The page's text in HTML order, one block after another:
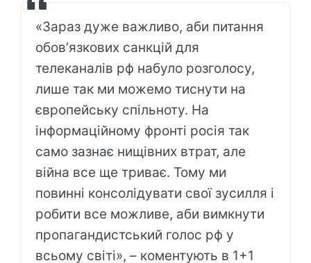
«Зараз дуже важливо, аби питання
обовʼязкових санкцій для
телеканалів рф набуло розголосу,
лише так ми можемо тиснути на
європейську спільноту. На
інформаційному фронті росія так
само зазнає нищівних втрат, але
війна все ще триває. Тому ми
повинні консолідувати свої зусилля і
робити все можливе, аби вимкнути
пропагандистський голос рф у
всьому світі», – коментують в 1+1